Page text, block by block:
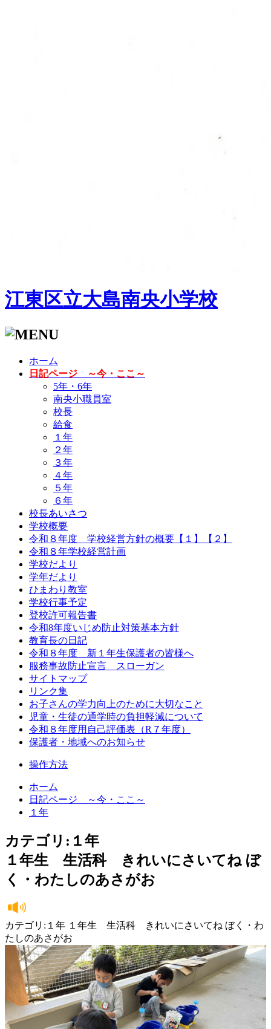
江東区立大島南央小学校
ホーム
日記ページ ～今・ここ～
5年・6年
南央小職員室
校長
給食
１年
２年
３年
４年
５年
６年
校長あいさつ
学校概要
令和８年度 学校経営方針の概要【１】【２】
令和８年学校経営計画
学校だより
学年だより
ひまわり教室
学校行事予定
登校許可報告書
令和8年度いじめ防止対策基本方針
教育長の日記
令和８年度 新１年生保護者の皆様へ
服務事故防止宣言 スローガン
サイトマップ
リンク集
お子さんの学力向上のために大切なこと
児童・生徒の通学時の負担軽減について
令和８年度用自己評価表（R７年度）
保護者・地域へのお知らせ
操作方法
ホーム
日記ページ ～今・ここ～
１年
カテゴリ:１年
１年生 生活科 きれいにさいてね ぼ
く・わたしのあさがお
カテゴリ:１年 １年生 生活科 きれいにさいてね ぼく・わ
たしのあさがお